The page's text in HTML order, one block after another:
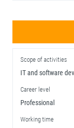
Scope of activities
IT and software
Career level
Professional
Working time